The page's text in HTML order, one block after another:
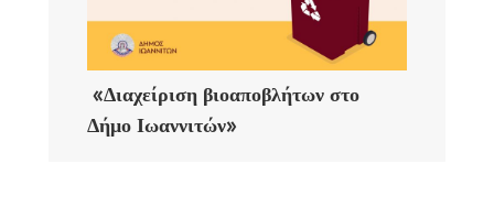
«Διαχείριση βιοαποβλήτων στο
Δήμο Ιωαννιτών»